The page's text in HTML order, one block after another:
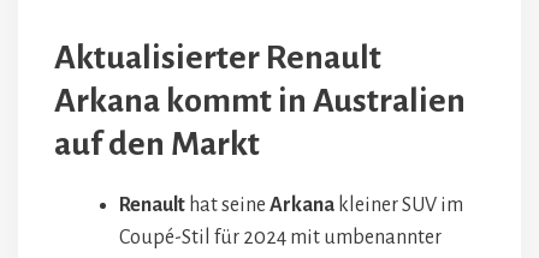
Aktualisierter Renault
Arkana kommt in Australien
auf den Markt
Renault hat seine Arkana kleiner SUV im
Coupé-Stil für 2024 mit umbenannter